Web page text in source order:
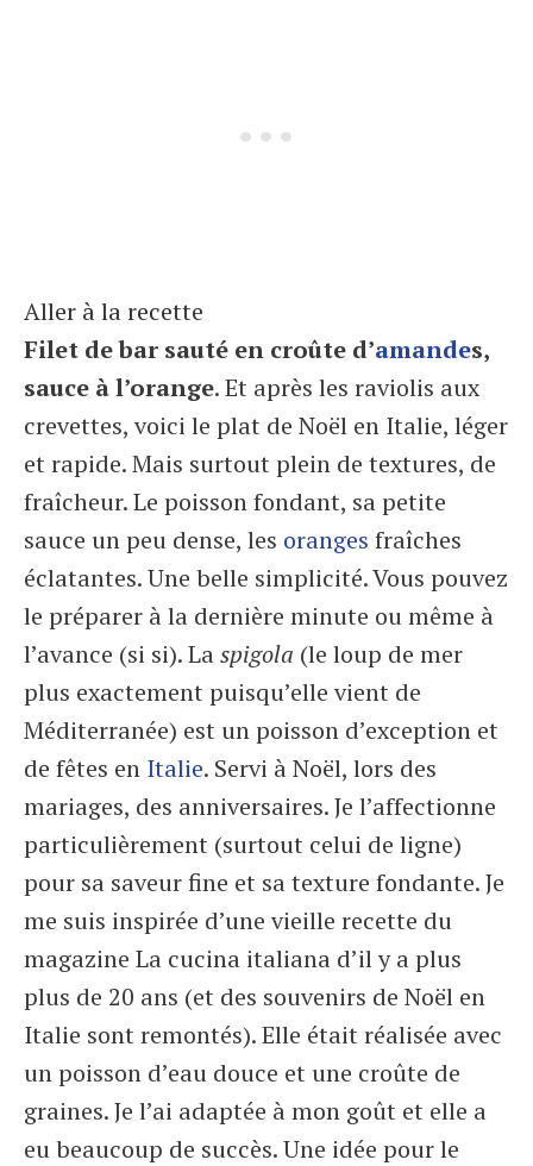
Aller à la recette
Filet de bar sauté en croûte d’amandes,
sauce à l’orange. Et après les raviolis aux
crevettes, voici le plat de Noël en Italie, léger
et rapide. Mais surtout plein de textures, de
fraîcheur. Le poisson fondant, sa petite
sauce un peu dense, les oranges fraîches
éclatantes. Une belle simplicité. Vous pouvez
le préparer à la dernière minute ou même à
l’avance (si si). Laspigola (le loup de mer
plus exactement puisqu’elle vient de
Méditerranée) est un poisson d’exception et
de fêtes en Italie. Servi à Noël, lors des
mariages, des anniversaires. Je l’affectionne
particulièrement (surtout celui de ligne)
pour sa saveur fine et sa texture fondante. Je
me suis inspirée d’une vieille recette du
magazine La cucina italiana d’il y a plus
plus de 20 ans (et des souvenirs de Noël en
Italie sont remontés). Elle était réalisée avec
un poisson d’eau douce et une croûte de
graines. Je l’ai adaptée à mon goût et elle a
eu beaucoup de succès. Une idée pour le